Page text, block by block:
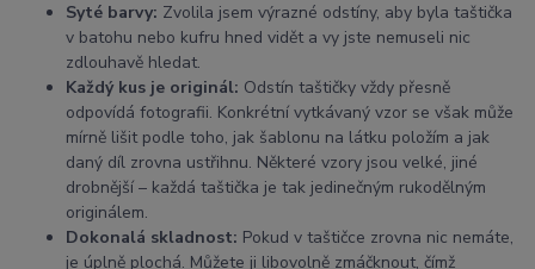
Syté barvy: Zvolila jsem výrazné odstíny, aby byla taštička
v batohu nebo kufru hned vidět a vy jste nemuseli nic
zdlouhavě hledat.
Každý kus je originál: Odstín taštičky vždy přesně
odpovídá fotografii. Konkrétní vytkávaný vzor se však může
mírně lišit podle toho, jak šablonu na látku položím a jak
daný díl zrovna ustřihnu. Některé vzory jsou velké, jiné
drobnější – každá taštička je tak jedinečným rukodělným
originálem.
Dokonalá skladnost: Pokud v taštičce zrovna nic nemáte,
je úplně plochá. Můžete ji libovolně zmáčknout, čímž